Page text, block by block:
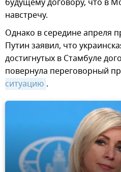
навстречу.
Однако в середине апреля
Путин заявил, что
достигнутых в Стамбуле
повернула переговорный
ситуацию .